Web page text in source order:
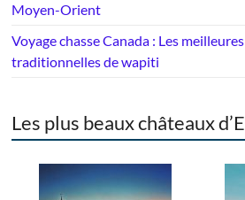
Moyen-Orient
Voyage chasse Canada : Les
traditionnelles de wapiti
Les plus beaux châteaux